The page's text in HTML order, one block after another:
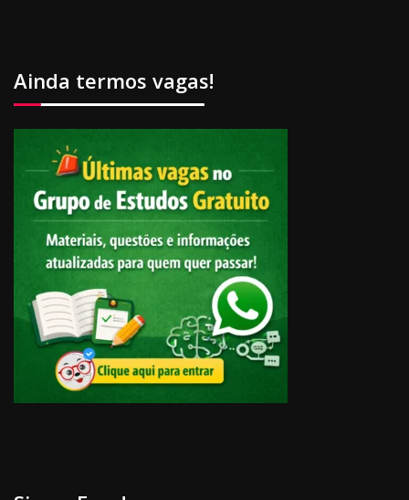
Ainda termos vagas!